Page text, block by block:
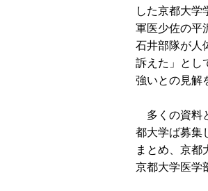
した京都大学
軍医少佐の平
石井部隊が人
訴えた」とし
強いとの見解
多くの資料
都大学ば募集
まとめ、京都
京都大学医学